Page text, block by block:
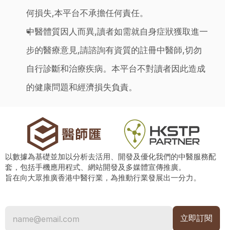
何損失,本平台不承擔任何責任。
中醫體質因人而異,讀者如需就自身症狀獲取進一
步的醫療意見,請諮詢有資質的註冊中醫師,切勿
自行診斷和治療疾病。本平台不對讀者因此造成
的健康問題和經濟損失負責。
以數據為基礎並加以分析去活用、開發及優化我們的中醫服務配
套，包括手機應用程式、網站開發及多媒體宣傳推廣。
旨在向大眾推廣香港中醫行業，為推動行業發展出一分力。